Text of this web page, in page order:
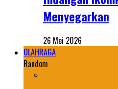
Menyegarkan
26 Mei 2026
OLAHRAGA
Random